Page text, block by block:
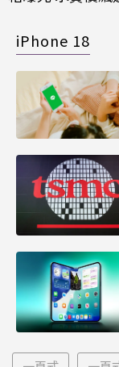
iPhone 18